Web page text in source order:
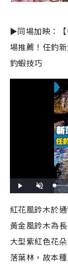
►同場加映：【
場推薦！任釣
釣蝦技巧
l
n
t
e
紅花風鈴木於
黃金風鈴木為
大型紫紅色花
落葉林，故本